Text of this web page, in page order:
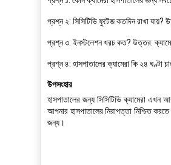
প্রশ্ন ২: সিসিটিভি ফুটেজ কতদিন রাখা যায়?
প্রশ্ন ৩:ইনস্টলেশন খরচ কত?উত্তর:
প্রশ্ন ৪: হাসপাতালের ক্যামেরা কি ২৪ ঘণ্টা
উপসংহার
হাসপাতালের জন্য সিসিটিভি ক্যামেরা এখন
আপনার হাসপাতালের নিরাপত্তা নিশ্চিত
জন্য।